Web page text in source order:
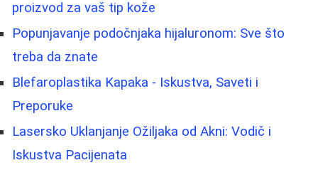
proizvod za vaš tip kože
Popunjavanje podočnjaka hijaluronom: Sve što
treba da znate
Blefaroplastika Kapaka - Iskustva, Saveti i
Preporuke
Lasersko Uklanjanje Ožiljaka od Akni: Vodič i
Iskustva Pacijenata